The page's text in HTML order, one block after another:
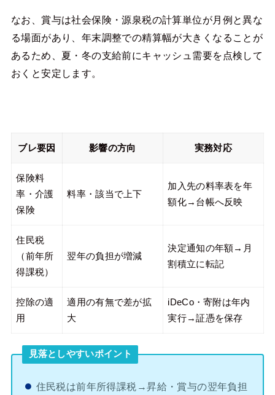
なお、賞与は社会保険・源泉税の計算単位が月例と異な
る場面があり、年末調整での精算幅が大きくなることが
あるため、夏・冬の支給前にキャッシュ需要を点検して
おくと安定します。
ブレ要因 影響の方向 実務対応
保険料
率・介護
保険
料率・該当で上下
加入先の料率表を年
額化→台帳へ反映
住民税
（前年所
得課税）
翌年の負担が増減
決定通知の年額→月
割積立に転記
控除の適
用
適用の有無で差が拡
大
iDeCo・寄附は年内
実行→証憑を保存
見落としやすいポイント
住民税は前年所得課税→昇給・賞与の翌年負担